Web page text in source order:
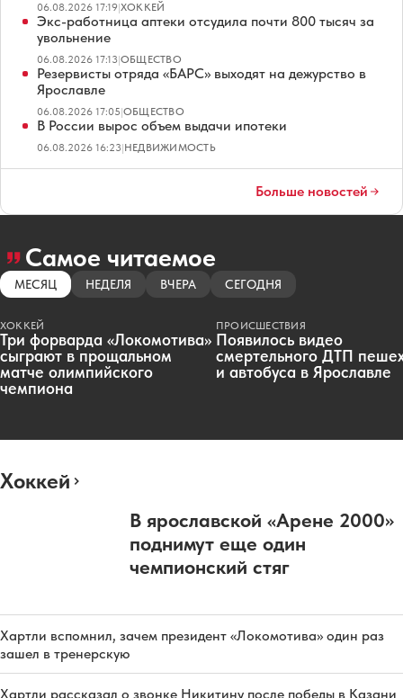
06.08.2026 17:19|ХОККЕЙ
Экс-работница аптеки отсудила почти 800 тысяч за
увольнение
06.08.2026 17:13|ОБЩЕСТВО
Резервисты отряда «БАРС» выходят на дежурство в
Ярославле
06.08.2026 17:05|ОБЩЕСТВО
В России вырос объем выдачи ипотеки
06.08.2026 16:23|НЕДВИЖИМОСТЬ
Больше новостей
Самое читаемое
МЕСЯЦ НЕДЕЛЯ ВЧЕРА СЕГОДНЯ
ХОККЕЙ
Три форварда «Локомотива»
сыграют в прощальном
матче олимпийского
чемпиона
ПРОИСШЕСТВИЯ
Появилось видео
смертельного ДТП
и автобуса в Ярославле
Хоккей
В ярославской «Арене 2000»
поднимут еще один
чемпионский стяг
Хартли вспомнил, зачем президент «Локомотива» один раз
зашел в тренерскую
Хартли рассказал о звонке Никитину после победы в Казани